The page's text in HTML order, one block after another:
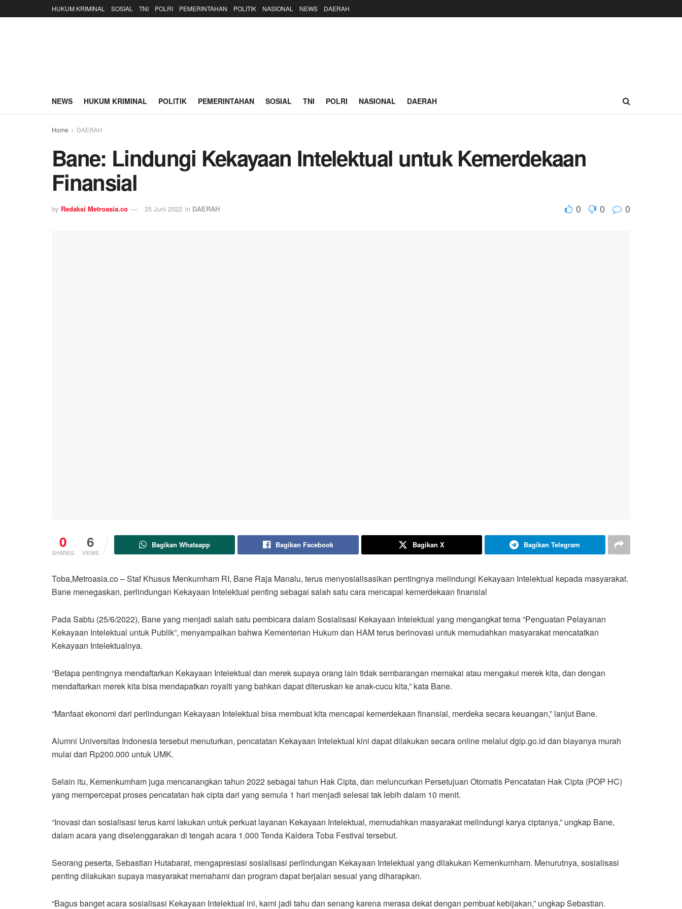
HUKUM KRIMINAL SOSIAL TNI POLRI PEMERINTAHAN POLITIK NASIONAL NEWS DAERAH
NEWS HUKUM KRIMINAL POLITIK PEMERINTAHAN SOSIAL TNI POLRI NASIONAL DAERAH
Home DAERAH
Bane: Lindungi Kekayaan Intelektual untuk Kemerdekaan
Finansial
by Redaksi Metroasia.co 25 Juni 2022 in DAERAH 0 0 0
0
SHARES
6
VIEWS
Bagikan Whatsapp Bagikan Facebook Bagikan X Bagikan Telegram
Toba,Metroasia.co – Staf Khusus Menkumham RI, Bane Raja Manalu, terus menyosialisasikan pentingnya melindungi Kekayaan Intelektual kepada masyarakat.
Bane menegaskan, perlindungan Kekayaan Intelektual penting sebagai salah satu cara mencapai kemerdekaan finansial
Pada Sabtu (25/6/2022), Bane yang menjadi salah satu pembicara dalam Sosialisasi Kekayaan Intelektual yang mengangkat tema “Penguatan Pelayanan
Kekayaan Intelektual untuk Publik”, menyampaikan bahwa Kementerian Hukum dan HAM terus berinovasi untuk memudahkan masyarakat mencatatkan
Kekayaan Intelektualnya.
“Betapa pentingnya mendaftarkan Kekayaan Intelektual dan merek supaya orang lain tidak sembarangan memakai atau mengakui merek kita, dan dengan
mendaftarkan merek kita bisa mendapatkan royalti yang bahkan dapat diteruskan ke anak-cucu kita,” kata Bane.
“Manfaat ekonomi dari perlindungan Kekayaan Intelektual bisa membuat kita mencapai kemerdekaan finansial, merdeka secara keuangan,” lanjut Bane.
Alumni Universitas Indonesia tersebut menuturkan, pencatatan Kekayaan Intelektual kini dapat dilakukan secara online melalui dgip.go.id dan biayanya murah
mulai dari Rp200.000 untuk UMK.
Selain itu, Kemenkumham juga mencanangkan tahun 2022 sebagai tahun Hak Cipta, dan meluncurkan Persetujuan Otomatis Pencatatan Hak Cipta (POP HC)
yang mempercepat proses pencatatan hak cipta dari yang semula 1 hari menjadi selesai tak lebih dalam 10 menit.
“Inovasi dan sosialisasi terus kami lakukan untuk perkuat layanan Kekayaan Intelektual, memudahkan masyarakat melindungi karya ciptanya,” ungkap Bane,
dalam acara yang diselenggarakan di tengah acara 1.000 Tenda Kaldera Toba Festival tersebut.
Seorang peserta, Sebastian Hutabarat, mengapresiasi sosialisasi perlindungan Kekayaan Intelektual yang dilakukan Kemenkumham. Menurutnya, sosialisasi
penting dilakukan supaya masyarakat memahami dan program dapat berjalan sesuai yang diharapkan.
“Bagus banget acara sosialisasi Kekayaan Intelektual ini, kami jadi tahu dan senang karena merasa dekat dengan pembuat kebijakan,” ungkap Sebastian.